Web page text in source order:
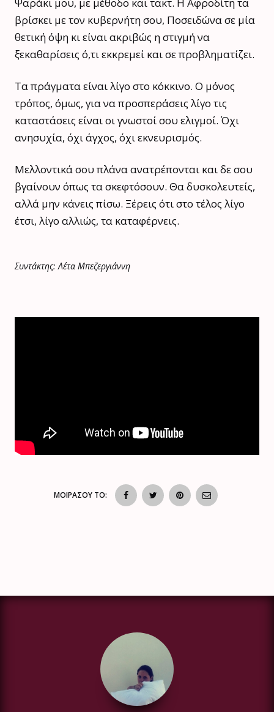
βρίσκει με τον κυβερνήτη σου, Ποσειδώνα σε μία
θετική όψη κι είναι ακριβώς η στιγμή να
ξεκαθαρίσεις ό,τι εκκρεμεί και σε προβληματίζει.
Τα πράγματα είναι λίγο στο κόκκινο. Ο μόνος
τρόπος, όμως, για να προσπεράσεις λίγο τις
καταστάσεις είναι οι γνωστοί σου ελιγμοί. Όχι
ανησυχία, όχι άγχος, όχι εκνευρισμός.
Μελλοντικά σου πλάνα ανατρέπονται και δε σου
βγαίνουν όπως τα σκεφτόσουν. Θα δυσκολευτείς,
αλλά μην κάνεις πίσω. Ξέρεις ότι στο τέλος λίγο
έτσι, λίγο αλλιώς, τα καταφέρνεις.
Συντάκτης: Λέτα Μπεζεργιάννη
ΜΟΙΡΑΣΟΥ ΤΟ: